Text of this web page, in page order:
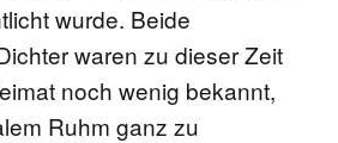
wurde. Beide
waren zu dieser Zeit
noch wenig bekannt,
Ruhm ganz zu